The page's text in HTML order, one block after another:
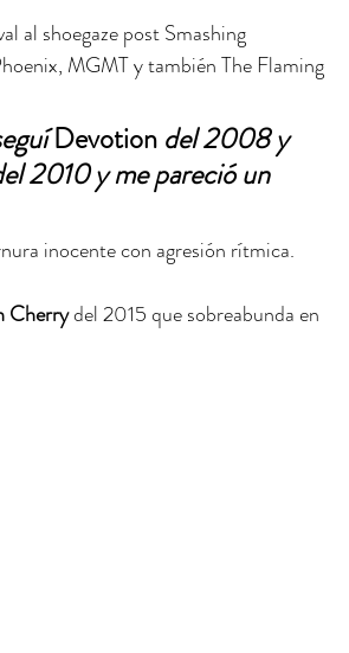
al shoegaze post Smashing
MGMT y también The Flaming
Devotion del 2008 y
2010 y me pareció un
inocente con agresión rítmica.
Cherry del 2015 que sobreabunda en